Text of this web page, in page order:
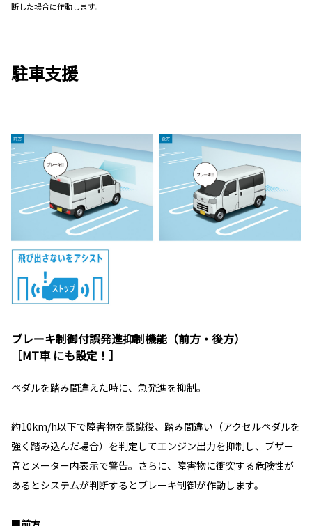
断した場合に作動します。
駐車支援
ブレーキ制御付誤発進抑制機能（前方・後方）
［MT車 にも設定！］
ペダルを踏み間違えた時に、急発進を抑制。
約10km/h以下で障害物を認識後、踏み間違い（アクセルペダルを
強く踏み込んだ場合）を判定してエンジン出力を抑制し、ブザー
音とメーター内表示で警告。さらに、障害物に衝突する危険性が
あるとシステムが判断するとブレーキ制御が作動します。